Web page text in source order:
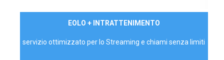
EOLO + INTRATTENIMENTO
servizio ottimizzato per lo Streaming e chiami senza limiti